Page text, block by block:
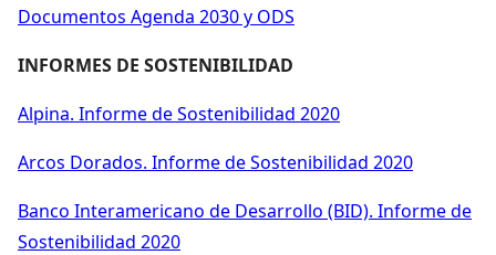
Documentos Agenda 2030 y ODS
INFORMES DE SOSTENIBILIDAD
Alpina. Informe de Sostenibilidad 2020
Arcos Dorados. Informe de Sostenibilidad 2020
Banco Interamericano de Desarrollo (BID). Informe de
Sostenibilidad 2020